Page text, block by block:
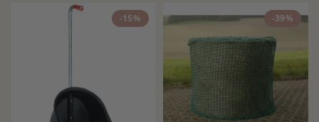
-15% -39%